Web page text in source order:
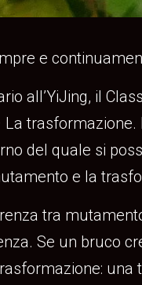
e
all’YiJing, il
del quale si
e la
tra
Se un bruco
una